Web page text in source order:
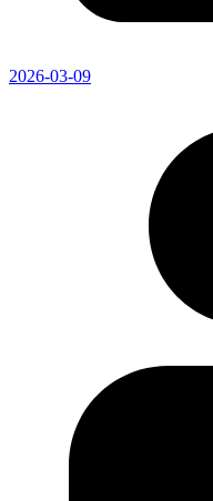
2026-03-09